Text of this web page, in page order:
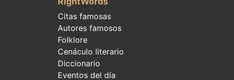
Citas famosas
Autores famosos
Folklore
Cenáculo literario
Diccionario
Eventos del día